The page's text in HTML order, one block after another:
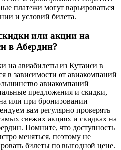
платежи могут варьироваться
и условий билета.
или акции на
в Абердин?
на авиабилеты из Кутаиси в
в зависимости от авиакомпаний
авиакомпаний
предложения и скидки,
или при бронировании
вам регулярно проверять
свежих акциях и скидках на
Помните, что доступность
меняться, поэтому не
билеты по выгодной цене.